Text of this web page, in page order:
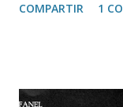
viene nada mal
Eso pensé yo
COMPARTIR 1